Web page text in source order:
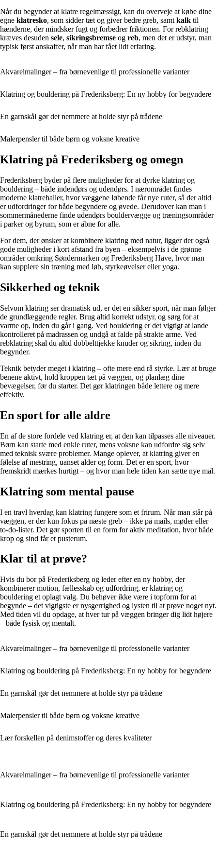
Når du begynder at klatre regelmæssigt, kan du overveje at købe dine
egne klatresko, som sidder tæt og giver bedre greb, samt kalk til
hænderne, der mindsker fugt og forbedrer friktionen. For rebklatring
kræves desuden sele, sikringsbremse og reb, men det er udstyr, man
typisk først anskaffer, når man har fået lidt erfaring.
Akvarelmalinger – fra børnevenlige til professionelle varianter
Klatring og bouldering på Frederiksberg: En ny hobby for begyndere
En garnskål gør det nemmere at holde styr på trådene
Malerpensler til både børn og voksne kreative
Klatring på Frederiksberg og omegn
Frederiksberg byder på flere muligheder for at dyrke klatring og
bouldering – både indendørs og udendørs. I nærområdet findes
moderne klatrehaller, hvor væggene løbende får nye ruter, så der altid
er udfordringer for både begyndere og øvede. Derudover kan man i
sommermånederne finde udendørs bouldervægge og træningsområder
i parker og byrum, som er åbne for alle.
For dem, der ønsker at kombinere klatring med natur, ligger der også
gode muligheder i kort afstand fra byen – eksempelvis i de grønne
områder omkring Søndermarken og Frederiksberg Have, hvor man
kan supplere sin træning med løb, styrkeøvelser eller yoga.
Sikkerhed og teknik
Selvom klatring ser dramatisk ud, er det en sikker sport, når man følger
de grundlæggende regler. Brug altid korrekt udstyr, og sørg for at
varme op, inden du går i gang. Ved bouldering er det vigtigt at lande
kontrolleret på madrassen og undgå at falde på strakte arme. Ved
rebklatring skal du altid dobbelttjekke knuder og sikring, inden du
begynder.
Teknik betyder meget i klatring – ofte mere end rå styrke. Lær at bruge
benene aktivt, hold kroppen tæt på væggen, og planlæg dine
bevægelser, før du starter. Det gør klatringen både lettere og mere
effektiv.
En sport for alle aldre
En af de store fordele ved klatring er, at den kan tilpasses alle niveauer.
Børn kan starte med enkle ruter, mens voksne kan udfordre sig selv
med teknisk svære problemer. Mange oplever, at klatring giver en
følelse af mestring, uanset alder og form. Det er en sport, hvor
fremskridt mærkes hurtigt – og hvor man hele tiden kan sætte nye mål.
Klatring som mental pause
I en travl hverdag kan klatring fungere som et frirum. Når man står på
væggen, er der kun fokus på næste greb – ikke på mails, møder eller
to-do-lister. Det gør sporten til en form for aktiv meditation, hvor både
krop og sind får et pusterum.
Klar til at prøve?
Hvis du bor på Frederiksberg og leder efter en ny hobby, der
kombinerer motion, fællesskab og udfordring, er klatring og
bouldering et oplagt valg. Du behøver ikke være i topform for at
begynde – det vigtigste er nysgerrighed og lysten til at prøve noget nyt.
Med tiden vil du opdage, at hver tur på væggen bringer dig lidt højere
– både fysisk og mentalt.
Akvarelmalinger – fra børnevenlige til professionelle varianter
Klatring og bouldering på Frederiksberg: En ny hobby for begyndere
En garnskål gør det nemmere at holde styr på trådene
Malerpensler til både børn og voksne kreative
Lær forskellen på denimstoffer og deres kvaliteter
Akvarelmalinger – fra børnevenlige til professionelle varianter
Klatring og bouldering på Frederiksberg: En ny hobby for begyndere
En garnskål gør det nemmere at holde styr på trådene